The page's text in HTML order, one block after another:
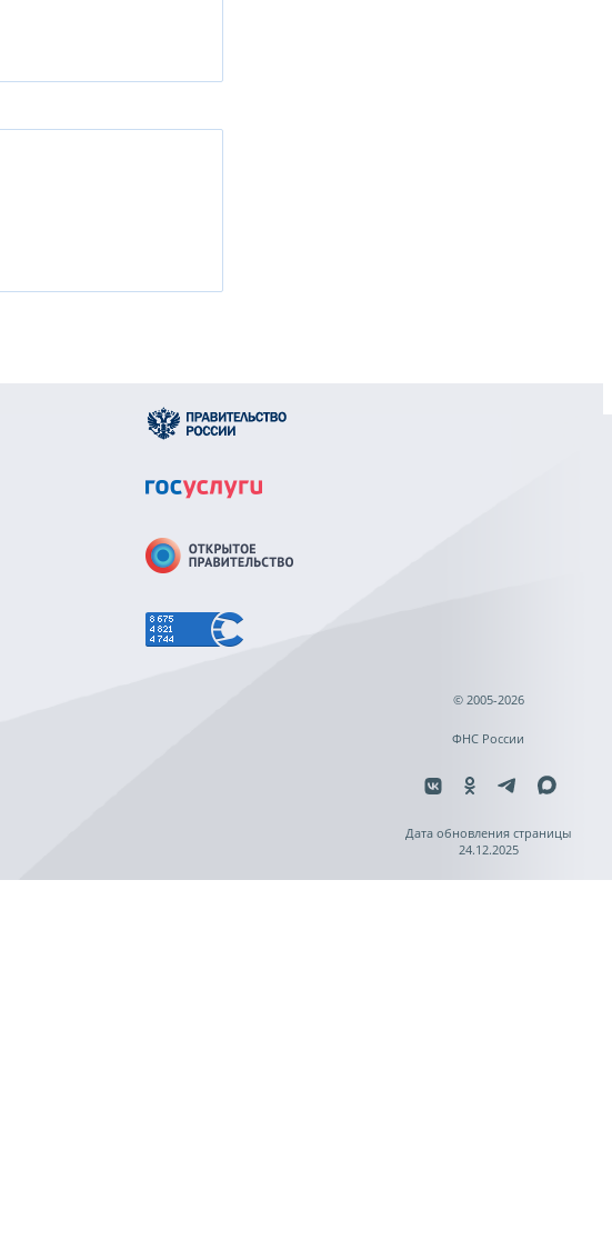
© 2005-2026
ФНС России
Дата обновления страницы
24.12.2025